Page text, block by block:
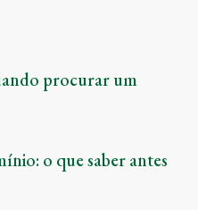
procurar um
o que saber antes